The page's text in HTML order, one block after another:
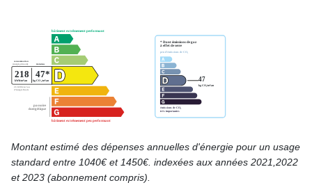
Montant estimé des dépenses annuelles d'énergie pour un usage
standard entre 1040€ et 1450€. indexées aux années 2021,2022
et 2023 (abonnement compris).